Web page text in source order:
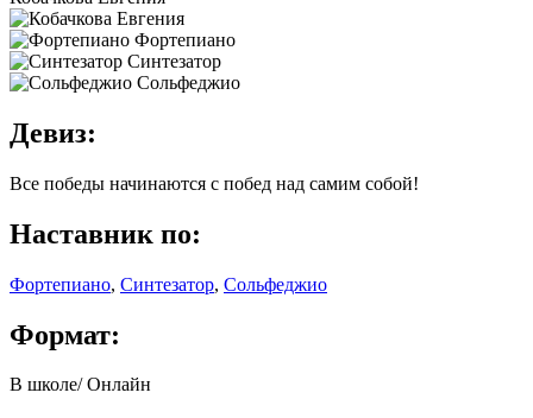
Фортепиано
Синтезатор
Сольфеджио
Девиз:
Все победы начинаются с побед над самим собой!
Наставник по:
Фортепиано, Синтезатор, Сольфеджио
Формат:
В школе/Онлайн